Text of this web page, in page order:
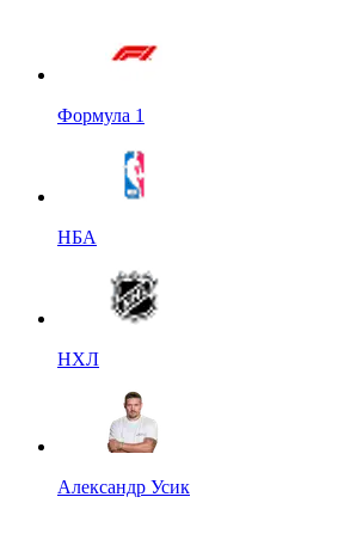
Формула 1
НБА
НХЛ
Александр Усик